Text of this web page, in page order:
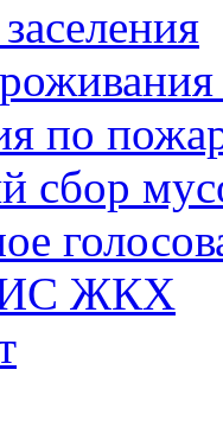
по
сбор
ЖКХ